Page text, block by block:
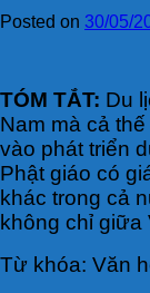
Posted on 30/05/
TÓM TẮT: Du
Nam mà cả
vào phát triển
Phật giáo có
khác trong cả
không chỉ giữa
Từ khóa: Văn